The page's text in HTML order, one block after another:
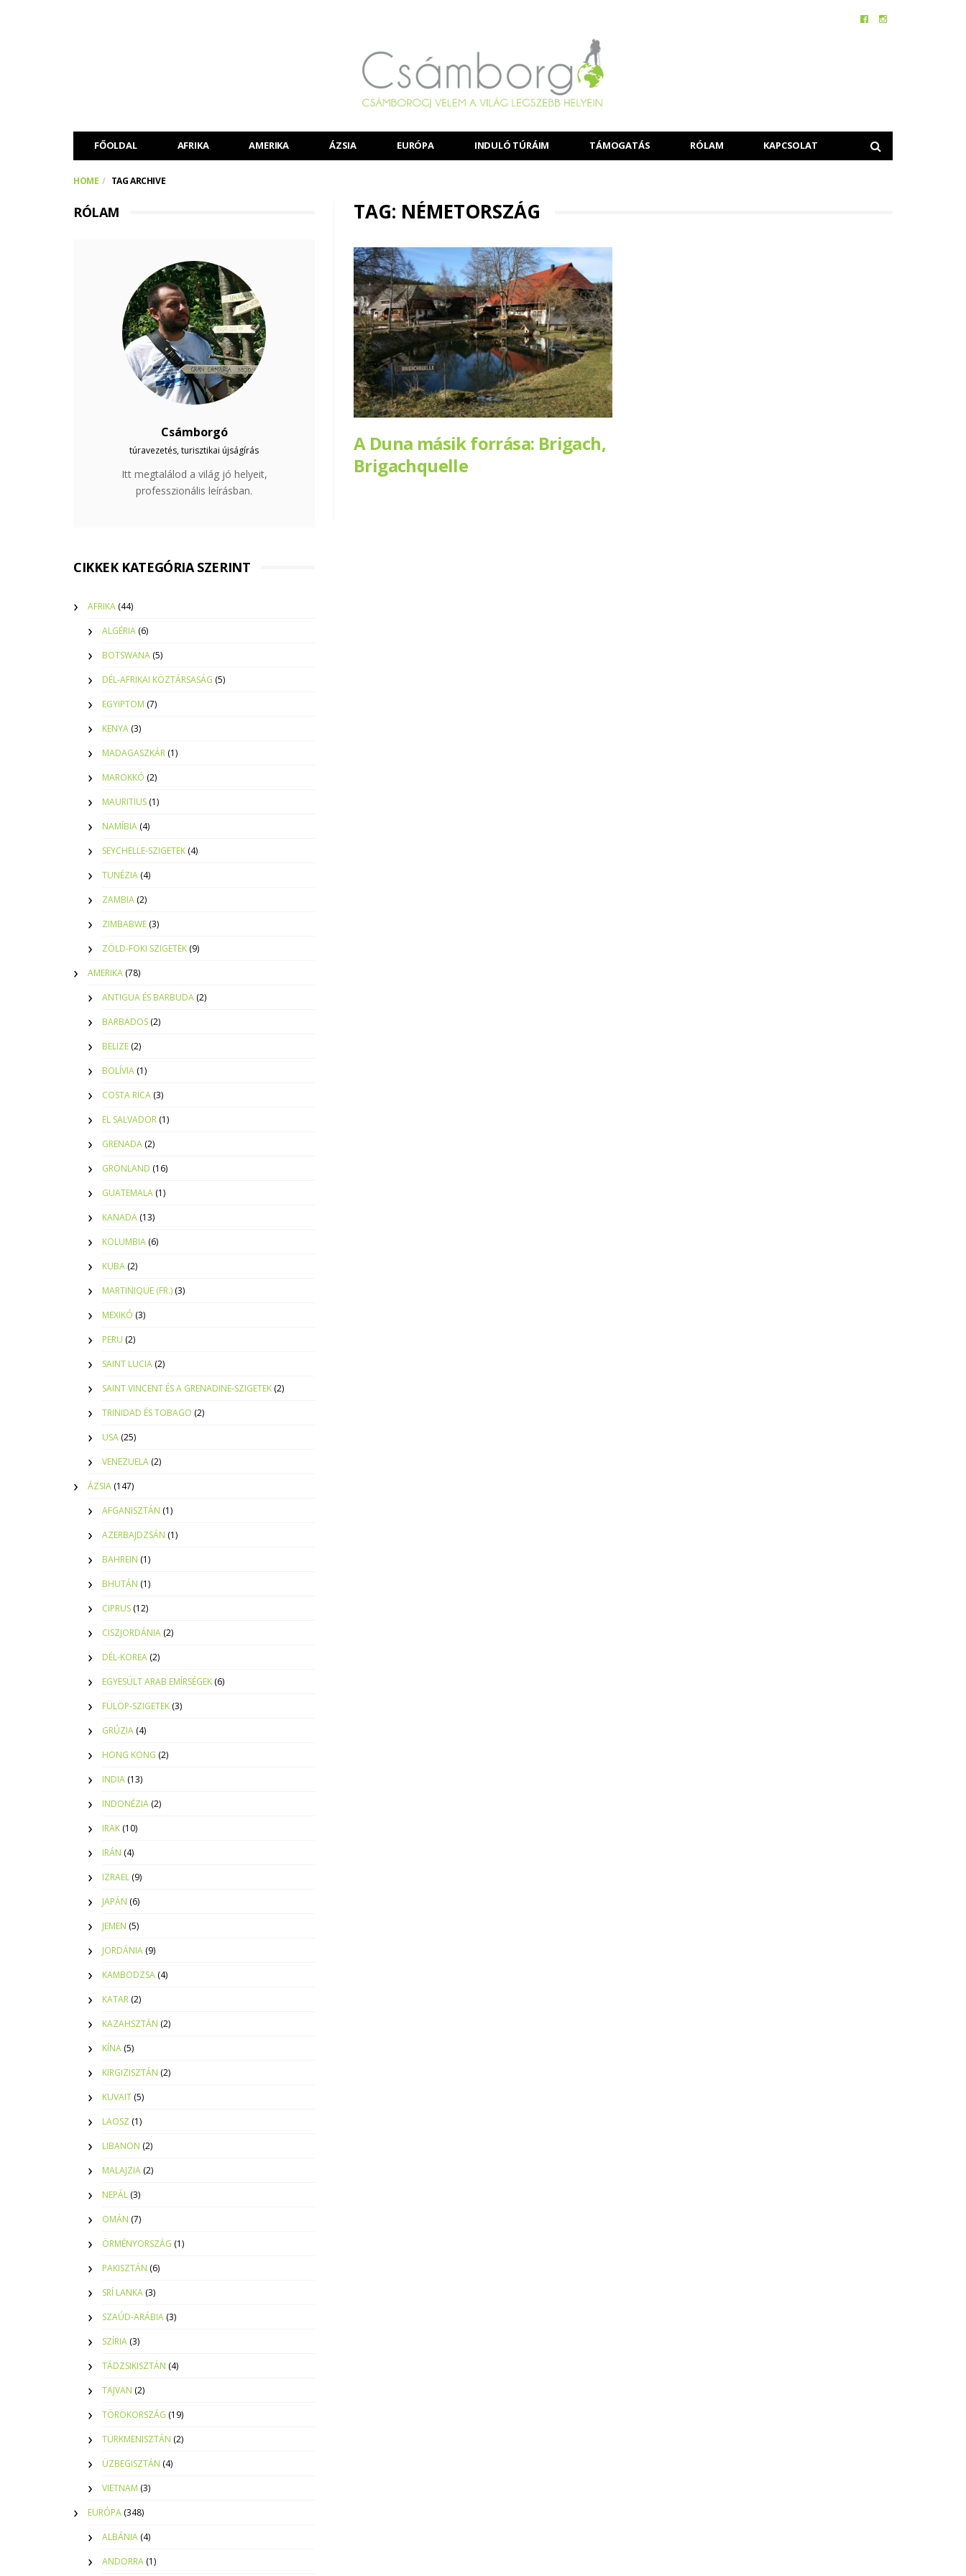
FŐOLDAL AFRIKA AMERIKA ÁZSIA EURÓPA INDULÓ TÚRÁIM TÁMOGATÁS RÓLAM KAPCSOLAT
HOME TAG ARCHIVE
TAG: NÉMETORSZÁG
A Duna másik forrása: Brigach,
Brigachquelle
RÓLAM
Csámborgó
túravezetés, turisztikai újságírás
Itt megtalálod a világ jó helyeit,
professzionális leírásban.
CIKKEK KATEGÓRIA SZERINT
AFRIKA (44)
ALGÉRIA (6)
BOTSWANA (5)
DÉL-AFRIKAI KÖZTÁRSASÁG (5)
EGYIPTOM (7)
KENYA (3)
MADAGASZKÁR (1)
MAROKKÓ (2)
MAURITIUS (1)
NAMÍBIA (4)
SEYCHELLE-SZIGETEK (4)
TUNÉZIA (4)
ZAMBIA (2)
ZIMBABWE (3)
ZÖLD-FOKI SZIGETEK (9)
AMERIKA (78)
ANTIGUA ÉS BARBUDA (2)
BARBADOS (2)
BELIZE (2)
BOLÍVIA (1)
COSTA RICA (3)
EL SALVADOR (1)
GRENADA (2)
GRÖNLAND (16)
GUATEMALA (1)
KANADA (13)
KOLUMBIA (6)
KUBA (2)
MARTINIQUE (FR.) (3)
MEXIKÓ (3)
PERU (2)
SAINT LUCIA (2)
SAINT VINCENT ÉS A GRENADINE-SZIGETEK (2)
TRINIDAD ÉS TOBAGO (2)
USA (25)
VENEZUELA (2)
ÁZSIA (147)
AFGANISZTÁN (1)
AZERBAJDZSÁN (1)
BAHREIN (1)
BHUTÁN (1)
CIPRUS (12)
CISZJORDÁNIA (2)
DÉL-KOREA (2)
EGYESÜLT ARAB EMÍRSÉGEK (6)
FÜLÖP-SZIGETEK (3)
GRÚZIA (4)
HONG KONG (2)
INDIA (13)
INDONÉZIA (2)
IRAK (10)
IRÁN (4)
IZRAEL (9)
JAPÁN (6)
JEMEN (5)
JORDÁNIA (9)
KAMBODZSA (4)
KATAR (2)
KAZAHSZTÁN (2)
KÍNA (5)
KIRGIZISZTÁN (2)
KUVAIT (5)
LAOSZ (1)
LIBANON (2)
MALAJZIA (2)
NEPÁL (3)
OMÁN (7)
ÖRMÉNYORSZÁG (1)
PAKISZTÁN (6)
SRÍ LANKA (3)
SZAÚD-ARÁBIA (3)
SZÍRIA (3)
TÁDZSIKISZTÁN (4)
TAJVAN (2)
TÖRÖKORSZÁG (19)
TÜRKMENISZTÁN (2)
ÜZBEGISZTÁN (4)
VIETNAM (3)
EURÓPA (348)
ALBÁNIA (4)
ANDORRA (1)